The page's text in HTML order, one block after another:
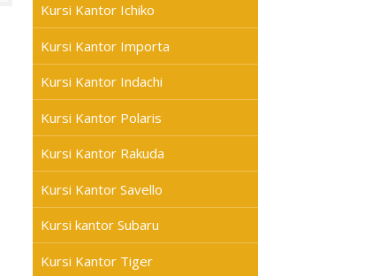
Kursi Kantor Ichiko
Kursi Kantor Importa
Kursi Kantor Indachi
Kursi Kantor Polaris
Kursi Kantor Rakuda
Kursi Kantor Savello
Kursi kantor Subaru
Kursi Kantor Tiger